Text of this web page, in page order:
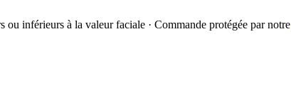
inférieurs à la valeur faciale · Commande protégée par notre